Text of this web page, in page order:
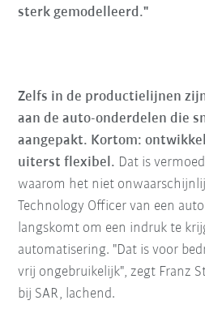
sterk gemodelleerd."
Zelfs in de productielijnen
aan de auto-onderdelen die
aangepakt. Kortom:
uiterst flexibel. Dat is
waarom het niet
Technology Officer van een
langskomt om een indruk te
automatisering. "Dat is voor
vrij ongebruikelijk", zegt Franz
bij SAR, lachend.